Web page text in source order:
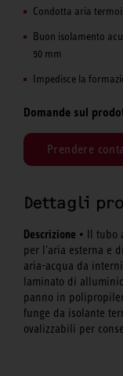
Condotta aria
Buon isolamento
50 mm
Impedisce la
Domande sul
Prendere
Dettagli
Descrizione • Il tubo
per l'aria esterna e
aria-acqua da
laminato di
panno in
funge da isolante
ovalizzabili per